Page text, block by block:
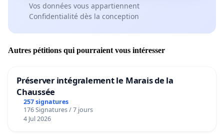
Vos données vous appartiennent
Confidentialité dès la conception
Autres pétitions qui pourraient vous intéresser
Préserver intégralement le Marais de la
Chaussée
257 signatures
176 Signatures / 7 jours
4 Jul 2026